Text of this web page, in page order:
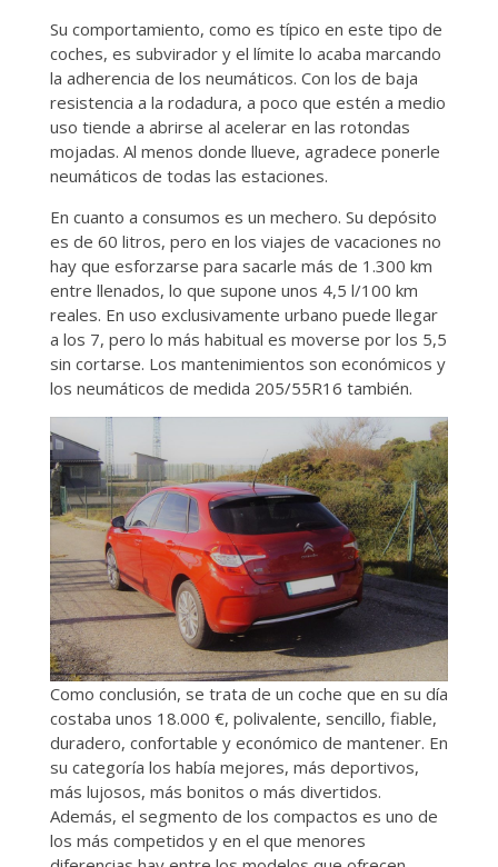
Su comportamiento, como es típico en este tipo de
coches, es subvirador y el límite lo acaba marcando
la adherencia de los neumáticos. Con los de baja
resistencia a la rodadura, a poco que estén a medio
uso tiende a abrirse al acelerar en las rotondas
mojadas. Al menos donde llueve, agradece ponerle
neumáticos de todas las estaciones.
En cuanto a consumos es un mechero. Su depósito
es de 60 litros, pero en los viajes de vacaciones no
hay que esforzarse para sacarle más de 1.300 km
entre llenados, lo que supone unos 4,5 l/100 km
reales. En uso exclusivamente urbano puede llegar
a los 7, pero lo más habitual es moverse por los 5,5
sin cortarse. Los mantenimientos son económicos y
los neumáticos de medida 205/55R16 también.
Como conclusión, se trata de un coche que en su día
costaba unos 18.000 €, polivalente, sencillo, fiable,
duradero, confortable y económico de mantener. En
su categoría los había mejores, más deportivos,
más lujosos, más bonitos o más divertidos.
Además, el segmento de los compactos es uno de
los más competidos y en el que menores